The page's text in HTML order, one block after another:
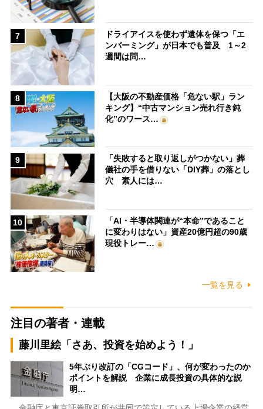
7
ドライアイスを使わず遺体を保つ「エ
ンバーミング」が日本でも普及 1～2
週間は問…
8
【大阪の不動産価格「危ない駅」ラン
キング】“中古マンション売れ行き鈍
化”のワース…
9
「失敗すると取り返しがつかない」葬
儀社の手を借りない「DIY葬」の落とし
穴 素人には…
10
「AI・半導体関連が“本命”であること
に変わりはない」資産20億円超の90歳
現役トレー…
一覧を見る
注目の著者・連載
藤川里絵「さあ、投資を始めよう！」
5年ぶり改訂の「CGコード」、何が変わったのか
ポイントを解説 企業に成長投資の具体的な説
明…